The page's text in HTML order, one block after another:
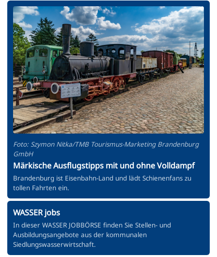
Foto: Szymon Nitka/TMB Tourismus-Marketing Brandenburg
GmbH
Märkische Ausflugstipps mit und ohne Volldampf
Brandenburg ist Eisenbahn-Land und lädt Schienenfans zu
tollen Fahrten ein.
WASSER jobs
In dieser WASSER JOBBÖRSE finden Sie Stellen- und
Ausbildungsangebote aus der kommunalen
Siedlungswasserwirtschaft.